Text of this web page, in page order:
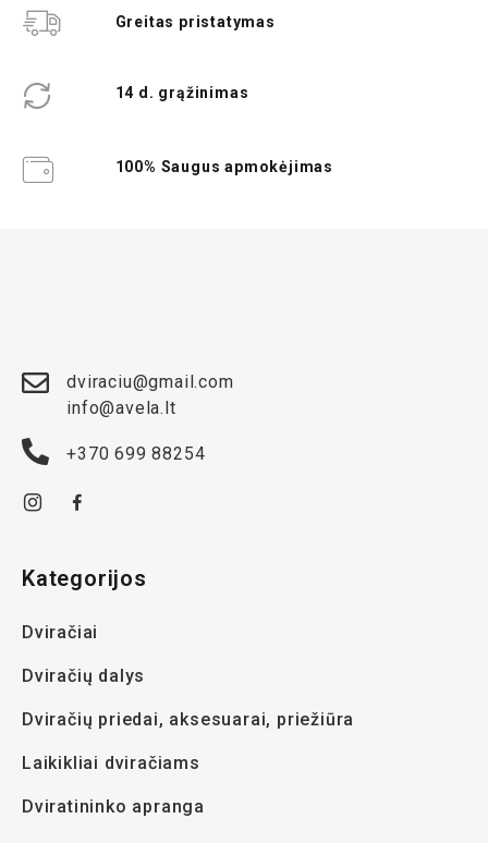
Greitas pristatymas
14 d. grąžinimas
100% Saugus apmokėjimas
dviraciu@gmail.com
info@avela.lt
+370 699 88254
Kategorijos
Dviračiai
Dviračių dalys
Dviračių priedai, aksesuarai, priežiūra
Laikikliai dviračiams
Dviratininko apranga